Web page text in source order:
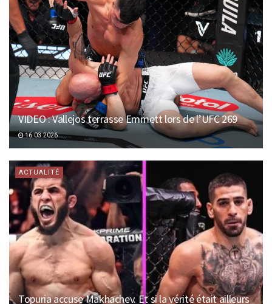
VIDEO : Vallejos terrasse Emmett lors de l’UFC 269
16.03.2026
ACTUALITÉ
Topuria accuse Makhachev. Et si la vérité était ailleurs